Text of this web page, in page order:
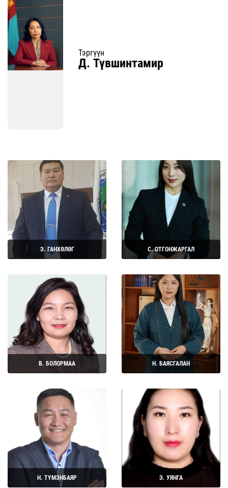
Тэргүүн
Д. Түвшинтамир
Дэлгэрэнгүй
Э. ГАНХӨЛӨГ
Дэлгэрэнгүй
С. ОТГОНЖАРГАЛ
Дэлгэрэнгүй
В. БОЛОРМАА
Дэлгэрэнгүй
Н. БАЯСГАЛАН
Дэлгэрэнгүй
Н. ТҮМЭНБАЯР Э. УЯНГА